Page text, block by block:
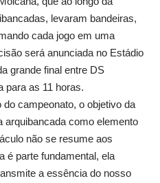
levaram bandeiras,
cada jogo em uma
será anunciada no Estádio
grande final entre DS
para as 11 horas.
campeonato, o objetivo da
arquibancada como elemento
não se resume aos
é parte fundamental, ela
a essência do nosso